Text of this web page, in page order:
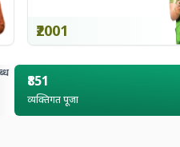
₹2001
₹851
व्यक्तिगत पूजा